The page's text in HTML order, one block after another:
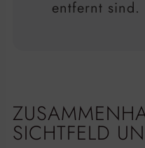
entfernt sind.
SICHTFELD